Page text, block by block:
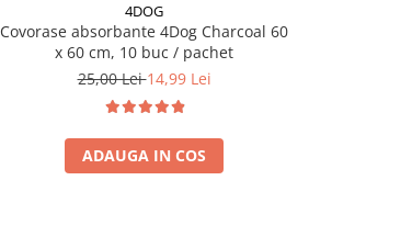
4DOG
Covorase absorbante 4Dog Charcoal 60
x 60 cm, 10 buc / pachet
25,00 Lei14,99 Lei
ADAUGA IN COS